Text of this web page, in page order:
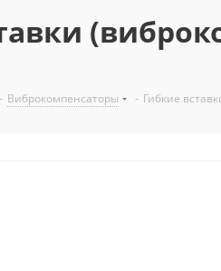
- Виброкомпенсаторы - Гибкие